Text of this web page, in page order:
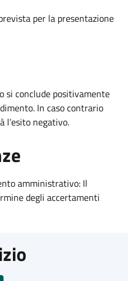
per la presentazione
si conclude positivamente
In caso contrario
l’esito negativo.
amministrativo: Il
degli accertamenti